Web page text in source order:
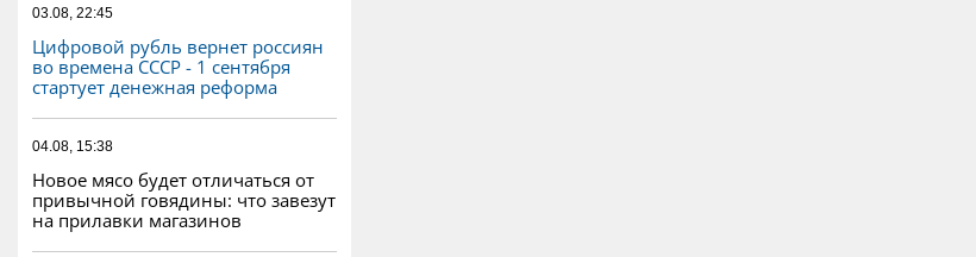
03.08, 22:45
Цифровой рубль вернет россиян
во времена СССР - 1 сентября
стартует денежная реформа
04.08, 15:38
Новое мясо будет отличаться от
привычной говядины: что завезут
на прилавки магазинов